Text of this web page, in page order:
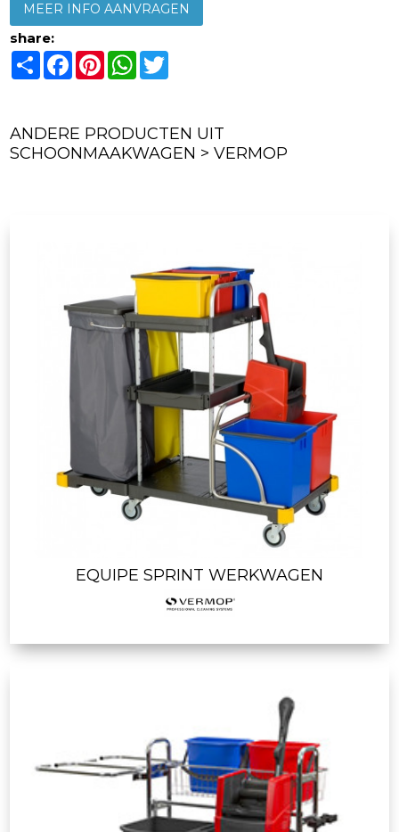
MEER INFO AANVRAGEN
share:
ShareFacebook
PinterestWhatsApp
ANDERE PRODUCTEN UIT
SCHOONMAAKWAGEN > VERMOP
EQUIPE SPRINT WERKWAGEN